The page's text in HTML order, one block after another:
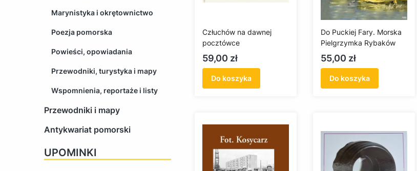
Marynistyka i okrętownictwo
Poezja pomorska
Powieści, opowiadania
Przewodniki, turystyka i mapy
Wspomnienia, reportaże i listy
Przewodniki i mapy
Antykwariat pomorski
UPOMINKI
Człuchów na dawnej
pocztówce
Cena
59,00 zł
Do koszyka
Do Puckiej Fary. Morska
Pielgrzymka Rybaków
Cena
55,00 zł
Do koszyka